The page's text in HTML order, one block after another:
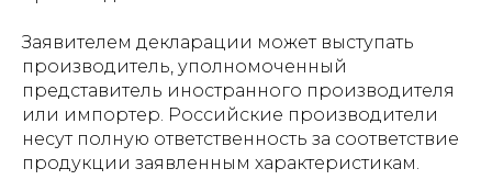
Заявителем декларации может выступать
производитель, уполномоченный
представитель иностранного производителя
или импортер. Российские производители
несут полную ответственность за соответствие
продукции заявленным характеристикам.